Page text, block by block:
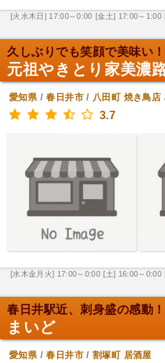
[火水木日] 17:00～0:00 [金土] 17:00～1:00
久しぶりでも笑顔で美味い！
元祖やきとり家美濃
愛知県/春日井市/ 八田町 焼き鳥店
3.7
[水木金月火] 17:00～0:00 [土] 16:00～0:00
春日井駅近、刺身盛の感動！
まいど
愛知県/春日井市/割塚町 居酒屋